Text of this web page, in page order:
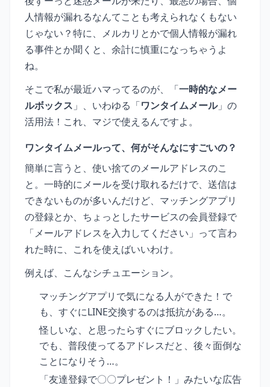
人情報が漏れるなんてことも考えられなくもない
じゃない？特に、メルカリとかで個人情報が漏れ
る事件とか聞くと、余計に慎重になっちゃうよ
ね。
そこで私が最近ハマってるのが、「一時的なメー
ルボックス 」、いわゆる「ワンタイムメール」の
活用法！これ、マジで使えるんですよ。
ワンタイムメールって、何がそんなにすごいの？
簡単に言うと、使い捨てのメールアドレスのこ
と。一時的にメールを受け取れるだけで、送信は
できないものが多いんだけど、マッチングアプリ
の登録とか、ちょっとしたサービスの会員登録で
「メールアドレスを入力してください」って言わ
れた時に、これを使えばいいわけ。
例えば、こんなシチュエーション。
マッチングアプリで気になる人ができた！で
も、すぐにLINE交換するのは抵抗がある…。
怪しいな、と思ったらすぐにブロックしたい。
でも、普段使ってるアドレスだと、後々面倒な
ことになりそう…。
「友達登録で〇〇プレゼント！」みたいな広告